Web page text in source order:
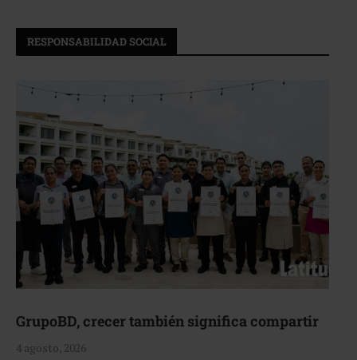
RESPONSABILIDAD SOCIAL
GrupoBD, crecer también significa compartir
4 agosto, 2026